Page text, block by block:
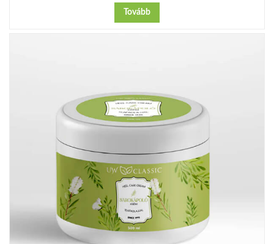
Tovább